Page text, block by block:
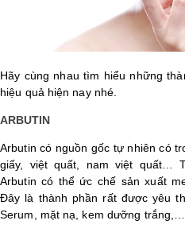
Hãy cùng nhau tìm hiểu những
hiệu quả hiện nay nhé.
ARBUTIN
Arbutin có nguồn gốc tự nhiên có
giấy, việt quất, nam việt quất…
Arbutin có thể ức chế sản xuất
Đây là thành phần rất được yêu
Serum, mặt nạ, kem dưỡng trắng,…